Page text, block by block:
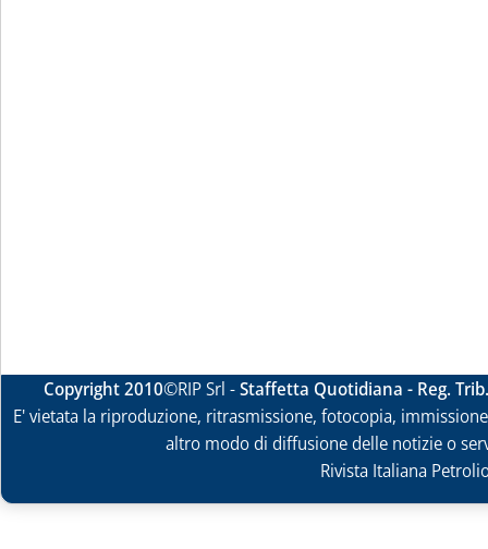
Copyright 2010©RIP Srl -Staffetta Quotidiana - Reg.
E' vietata la riproduzione, ritrasmissione, fotocopia,
altro modo di diffusione delle notizie o
Rivista Italiana